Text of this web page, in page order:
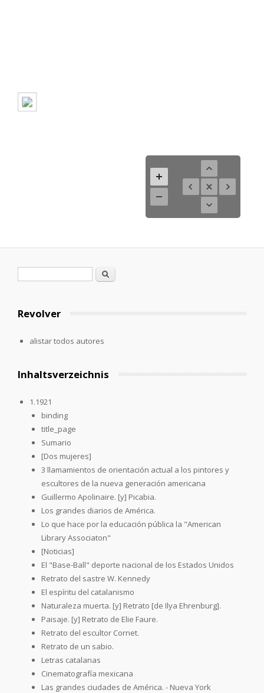
Formulario de búsqueda
Buscar
Revolver
alistar todos autores
Inhaltsverzeichnis
1.1921
binding
title_page
Sumario
[Dos mujeres]
3 llamamientos de orientación actual a los pintores y
escultores de la nueva generación americana
Guillermo Apolinaire. [y] Picabia.
Los grandes diarios de América.
Lo que hace por la educación pública la "American
Library Associaton"
[Noticias]
El "Base-Ball" deporte nacional de los Estados Unidos
Retrato del sastre W. Kennedy
El espíritu del catalanismo
Naturaleza muerta. [y] Retrato [de Ilya Ehrenburg].
Paisaje. [y] Retrato de Elie Faure.
Retrato del escultor Cornet.
Retrato de un sabio.
Letras catalanas
Cinematografía mexicana
Las grandes ciudades de América. - Nueva York